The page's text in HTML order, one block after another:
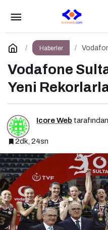
Haberler
Vodafone
Yeni
Icore Web
2dk, 24sn
Exotoll, Avrupa
Startupından Büyük Başarı
Yorum Yap